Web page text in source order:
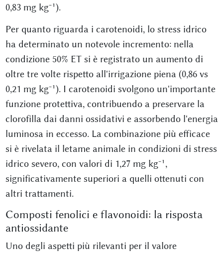
0,83 mg kg⁻¹).
Per quanto riguarda i carotenoidi, lo stress idrico
ha determinato un notevole incremento: nella
condizione 50% ET si è registrato un aumento di
oltre tre volte rispetto all'irrigazione piena (0,86 vs
0,21 mg kg⁻¹). I carotenoidi svolgono un'importante
funzione protettiva, contribuendo a preservare la
clorofilla dai danni ossidativi e assorbendo l'energia
luminosa in eccesso. La combinazione più efficace
si è rivelata il letame animale in condizioni di stress
idrico severo, con valori di 1,27 mg kg⁻¹,
significativamente superiori a quelli ottenuti con
altri trattamenti.
Composti fenolici e flavonoidi: la risposta
antiossidante
Uno degli aspetti più rilevanti per il valore